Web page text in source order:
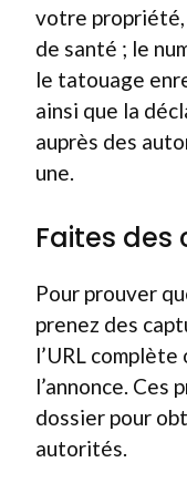
votre
de santé ; le
le tatouage
ainsi que la
auprès des
une.
Faites des
Pour prouver
prenez des
l’URL
l’annonce.
dossier pour
autorités.